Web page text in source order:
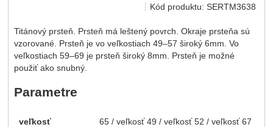
Kód produktu:SERTM3638
Titánový prsteň. Prsteň má leštený povrch. Okraje prsteňa sú
vzorované. Prsteň je vo veľkostiach 49–57 široký 6mm. Vo
veľkostiach 59–69 je prsteň široký 8mm. Prsteň je možné
použiť ako snubný.
Parametre
veľkosť
65 / veľkosť 49 / veľkosť 52 / veľkosť 67